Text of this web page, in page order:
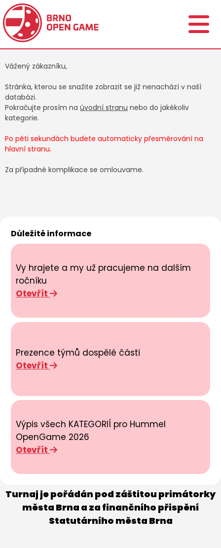
Vážený zákazníku,
Stránka, kterou se snažite zobrazit se již nenachází v naší
databázi.
Pokračujte prosím na úvodní stranu nebo do jakékoliv
kategorie.
Po pěti sekundách budete automaticky přesměrování na
hlavní stranu.
Za případné komplikace se omlouvame.
Důležité informace
Vy hrajete a my už pracujeme na dalším
ročníku
Otevřít
Prezence týmů dospělé části
Otevřít
Výpis všech KATEGORIÍ pro Hummel
OpenGame 2026
Otevřít
Turnaj je pořádán pod záštitou primátorky
města Brna a za finančního přispění
Statutárního města Brna